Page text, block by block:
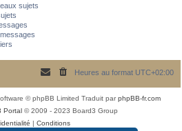
sujets
Heures au format UTC+02:00
© phpBB Limited Traduit parphpBB-fr.com
Portal© 2009 - 2023 Board3 Group
| Conditions